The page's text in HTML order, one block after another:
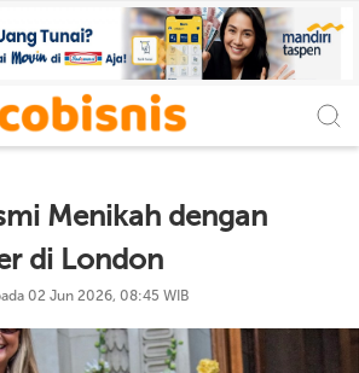
Menikah dengan
di London
02 Jun 2026, 08:45 WIB